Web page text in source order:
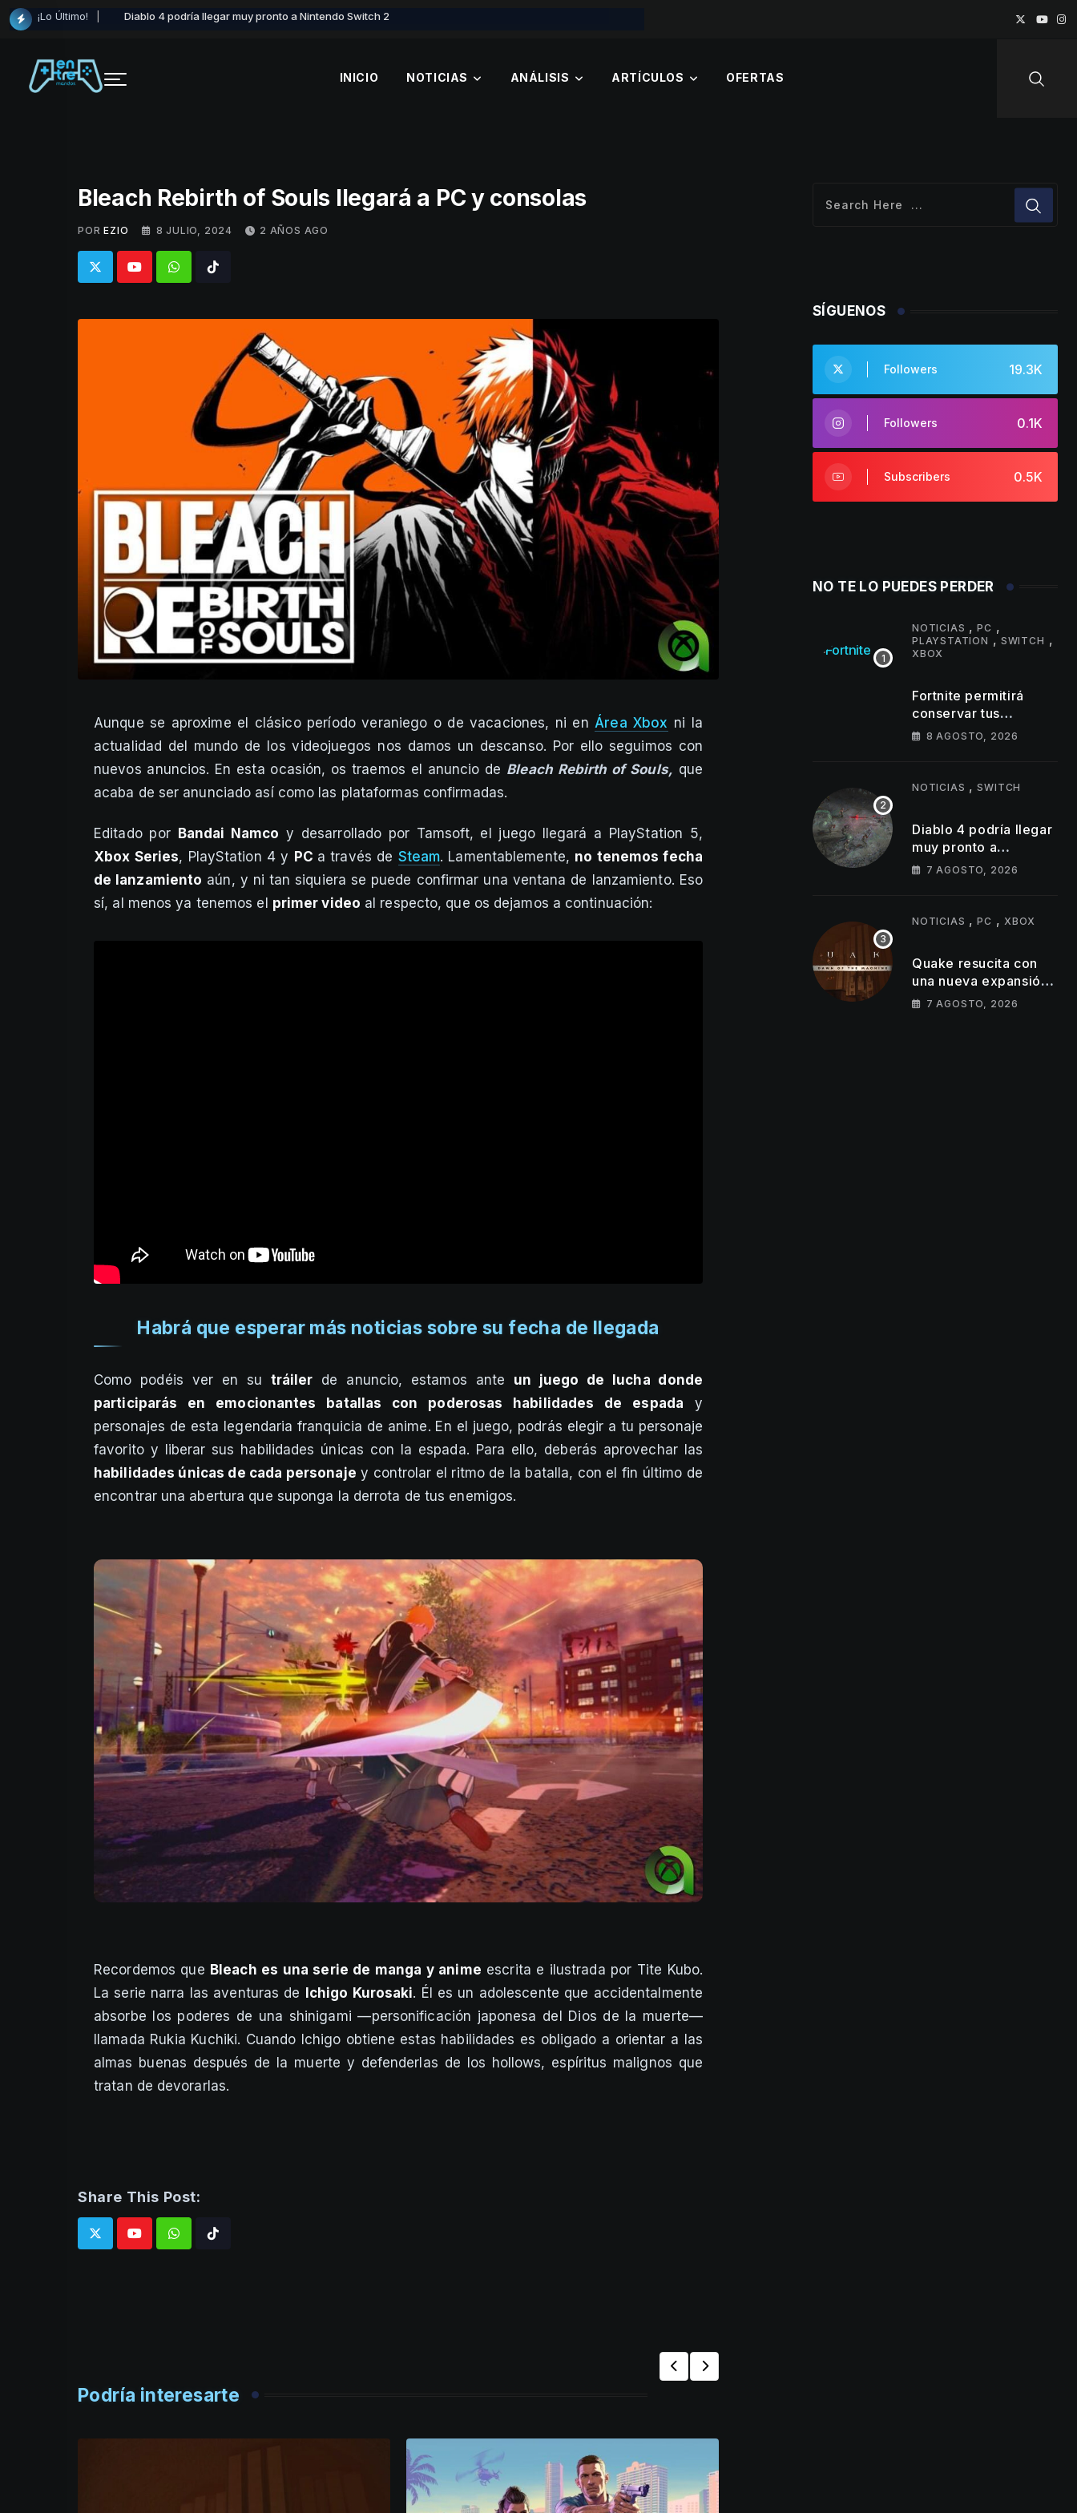
Skip
to
¡Lo Último! Diablo 4 podría llegar muy pronto a Nintendo Switch 2
INICIO NOTICIAS ANÁLISIS ARTÍCULOS OFERTAS
Bleach Rebirth of Souls llegará a PC y consolas
POR EZIO 8 JULIO, 2024 2 AÑOS AGO
WhatsappTiktok
Aunque se aproxime el clásico período veraniego o de vacaciones, ni enÁrea Xbox ni la
actualidad del mundo de los videojuegos nos damos un descanso. Por ello seguimos con
nuevos anuncios. En esta ocasión, os traemos el anuncio de Bleach Rebirth of Souls, que
acaba de ser anunciado así como las plataformas confirmadas.
Editado por Bandai Namco y desarrollado por Tamsoft, el juego llegará a PlayStation 5,
Xbox Series, PlayStation 4 y PC a través de Steam. Lamentablemente, no tenemos fecha
de lanzamiento aún, y ni tan siquiera se puede confirmar una ventana de lanzamiento. Eso
sí, al menos ya tenemos el primer video al respecto, que os dejamos a continuación:
Habrá que esperar más noticias sobre su fecha de llegada
Como podéis ver en su tráiler de anuncio, estamos ante un juego de lucha donde
participarás en emocionantes batallas con poderosas habilidades de espada y
personajes de esta legendaria franquicia de anime. En el juego, podrás elegir a tu personaje
favorito y liberar sus habilidades únicas con la espada. Para ello, deberás aprovechar las
habilidades únicas de cada personaje y controlar el ritmo de la batalla, con el fin último de
encontrar una abertura que suponga la derrota de tus enemigos.
Recordemos que Bleach es una serie de manga y anime escrita e ilustrada por Tite Kubo.
La serie narra las aventuras de
Ichigo Kurosaki. Él es un adolescente que accidentalmente
absorbe los poderes de una shinigami —personificación japonesa del Dios de la muerte—
llamada Rukia Kuchiki.​ Cuando Ichigo obtiene estas habilidades es obligado a orientar a las
almas buenas después de la muerte y defenderlas de los hollows, espíritus malignos que
tratan de devorarlas.
Share This Post:
WhatsappTiktok
Podría interesarte
SÍGUENOS
19.3K
Followers
0.1K
Followers
0.5K
Subscribers
NO TE LO PUEDES PERDER
NOTICIAS ,PC ,
PLAYSTATION , SWITCH ,
XBOX
Fortnite permitirá
conservar tus
Espíritus en el
8 AGOSTO, 2026
NOTICIAS ,SWITCH
Diablo 4 podría llegar
muy pronto a
Nintendo Switch 2
7 AGOSTO, 2026
NOTICIAS ,PC ,XBOX
Quake resucita con
una nueva expansión
gratuita y os
7 AGOSTO, 2026